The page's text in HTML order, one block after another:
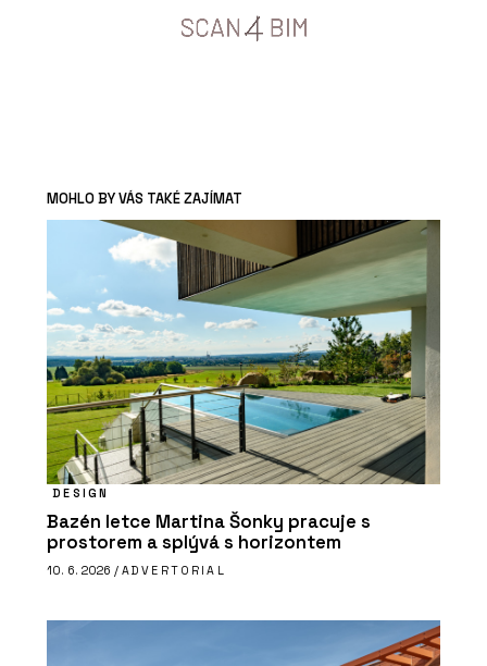
MOHLO BY VÁS TAKÉ ZAJÍMAT
DESIGN
Bazén letce Martina Šonky pracuje s
prostorem a splývá s horizontem
10. 6. 2026 / ADVERTORIAL